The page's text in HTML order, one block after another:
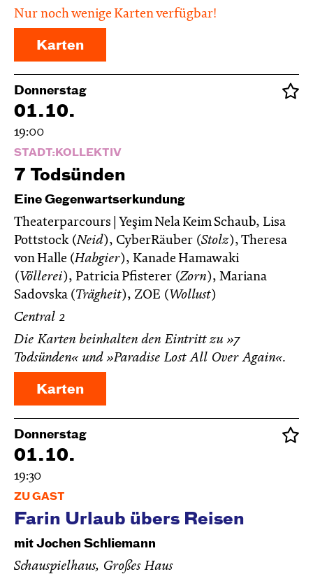
Nur noch wenige Karten verfügbar!
Karten
Donnerstag
01.10.
19:00
STADT:KOLLEKTIV
7 Todsünden
Eine Gegenwartserkundung
Theaterparcours | Yeşim Nela Keim Schaub, Lisa
Pottstock (Neid), CyberRäuber (Stolz), Theresa
von Halle (Habgier), Kanade Hamawaki
( Völlerei), Patricia Pfisterer (Zorn), Mariana
Sadovska (Trägheit), ZOE ( Wollust)
Central 2
Die Karten beinhalten den Eintritt zu »7
Todsünden« und »Paradise Lost All Over Again«.
Karten
Donnerstag
01.10.
19:30
ZU GAST
Farin Urlaub übers Reisen
mit Jochen Schliemann
Schauspielhaus, Großes Haus